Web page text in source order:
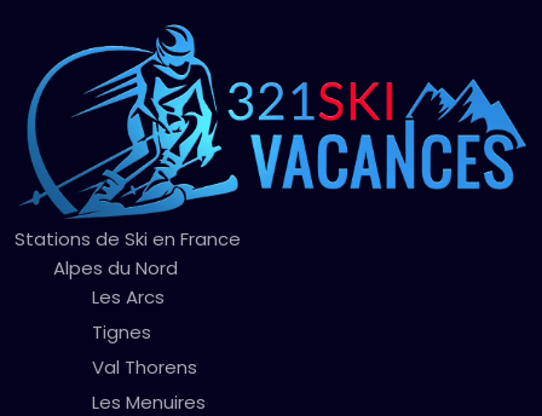
Stations de Ski en France
Alpes du Nord
Les Arcs
Tignes
Val Thorens
Les Menuires